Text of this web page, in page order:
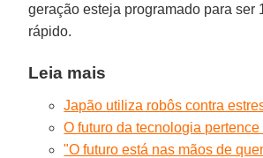
geração esteja programado para ser
rápido.
Leia mais
Japão utiliza robôs contra
O futuro da tecnologia
"O futuro está nas mãos de